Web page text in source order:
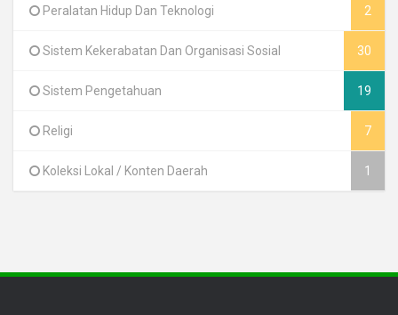
Peralatan Hidup Dan Teknologi 2
Sistem Kekerabatan Dan Organisasi Sosial 30
Sistem Pengetahuan 19
Religi 7
Koleksi Lokal / Konten Daerah 1